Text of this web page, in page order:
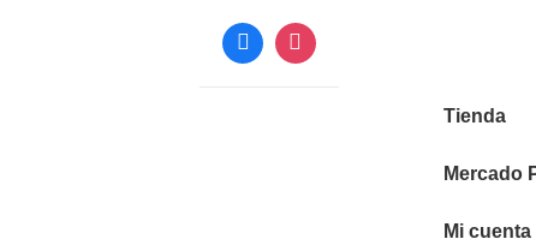
Navegación
Tienda
Mercado
Mi cuenta